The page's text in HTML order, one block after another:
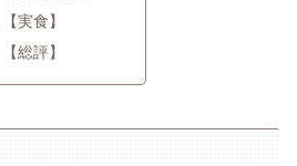
【実食】
【総評】